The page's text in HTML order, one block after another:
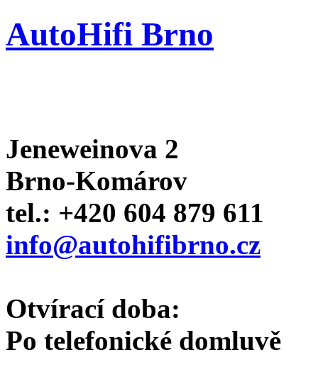
AutoHifi Brno
Jeneweinova 2
Brno-Komárov
tel.: +420 604 879 611
info@autohifibrno.cz
Otvírací doba:
Po telefonické domluvě